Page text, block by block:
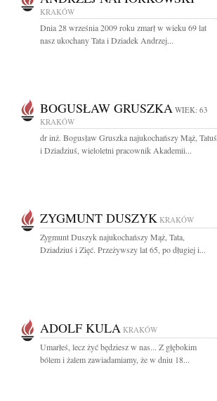
KRAKÓW
Dnia 28 września 2009 roku zmarł w wieku 69 lat
nasz ukochany Tata i Dziadek Andrzej...
BOGUSŁAW GRUSZKA WIEK: 63
KRAKÓW
dr inż. Bogusław Gruszka najukochańszy Mąż, Tatuś
i Dziadziuś, wieloletni pracownik Akademii...
ZYGMUNT DUSZYK KRAKÓW
Zygmunt Duszyk najukochańszy Mąż, Tata,
Dziadziuś i Zięć. Przeżywszy lat 65, po długiej i...
ADOLF KULA KRAKÓW
Umarłeś, lecz żyć będziesz w nas... Z głębokim
bólem i żalem zawiadamiamy, że w dniu 18...